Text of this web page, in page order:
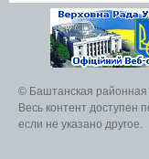
© Баштанская районная
Весь контент доступен
если не указано другое.